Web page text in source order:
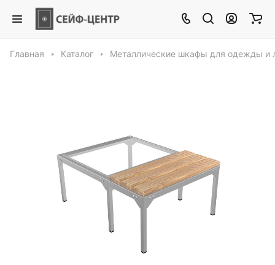
Главная Каталог Металлические шкафы для одежды и